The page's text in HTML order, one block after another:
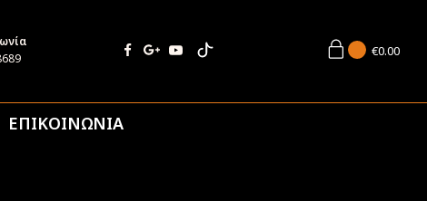
€0.00
ΕΠΙΚΟΙΝΩΝΙΑ